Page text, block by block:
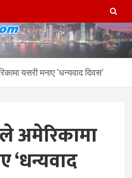
– हङकङबाट
नेपाली अनलाईन
hk nepal com
यसरी मनाए ‘धन्यवाद दिवस’
अमेरिकामा
‘धन्यवाद